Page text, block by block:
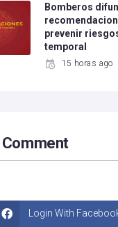
Bomberos
prevenir
temporal
15 horas ago
Comment
Login With